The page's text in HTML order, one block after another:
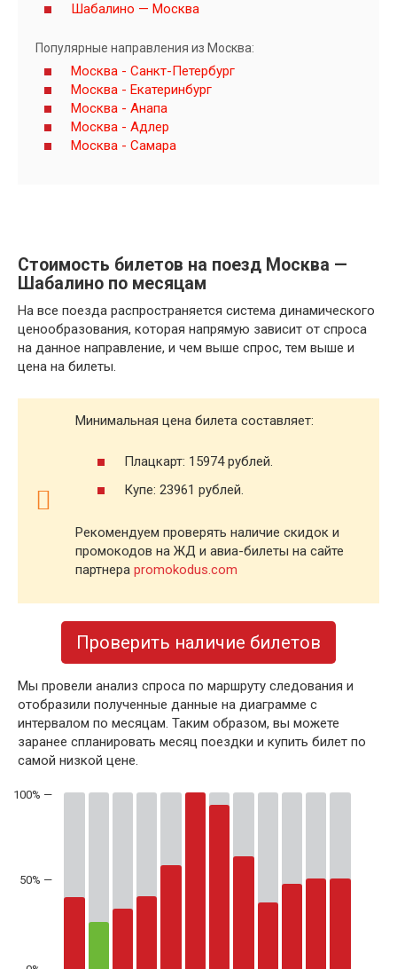
Шабалино — Москва
Популярные направления из Москва:
Москва - Санкт-Петербург
Москва - Екатеринбург
Москва - Анапа
Москва - Адлер
Москва - Самара
Стоимость билетов на поезд Москва —
Шабалино по месяцам
На все поезда распространяется система динамического
ценообразования, которая напрямую зависит от спроса
на данное направление, и чем выше спрос, тем выше и
цена на билеты.
Минимальная цена билета составляет:
Плацкарт: 15974 рублей.
Купе: 23961 рублей.
Рекомендуем проверять наличие скидок и
промокодов на ЖД и авиа-билеты на сайте
партнера promokodus.com
Проверить наличие билетов
Мы провели анализ спроса по маршруту следования и
отобразили полученные данные на диаграмме с
интервалом по месяцам. Таким образом, вы можете
заранее спланировать месяц поездки и купить билет по
самой низкой цене.
50% —